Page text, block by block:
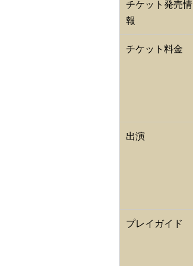
チケット発売情
報
チケット料金
出演
プレイガイド